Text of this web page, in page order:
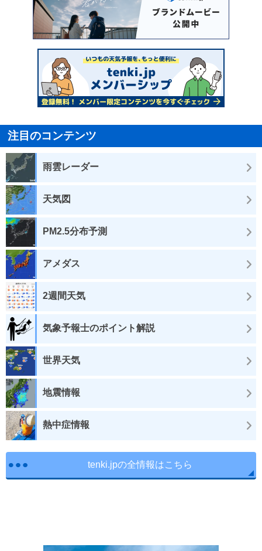
注目のコンテンツ
雨雲レーダー
天気図
PM2.5分布予測
アメダス
2週間天気
気象予報士のポイント解説
世界天気
地震情報
熱中症情報
tenki.jpの全情報はこちら